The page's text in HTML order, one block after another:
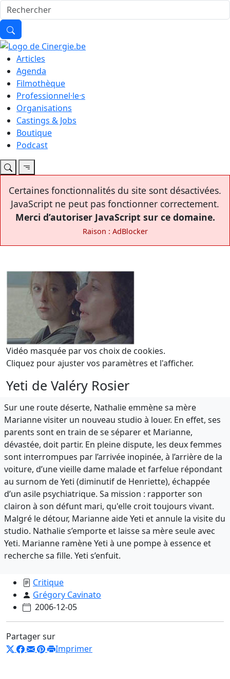
Articles
Agenda
Filmothèque
Professionnel·le·s
Organisations
Castings & Jobs
Boutique
Podcast
Certaines fonctionnalités du site sont désactivées.
JavaScript ne peut pas fonctionner correctement.
Merci d’autoriser JavaScript sur ce domaine.
Raison : AdBlocker
Vidéo masquée par vos choix de cookies.
Cliquez pour ajuster vos paramètres et l'afficher.
Yeti de Valéry Rosier
Sur une route déserte, Nathalie emmène sa mère
Marianne visiter un nouveau studio à louer. En effet, ses
parents sont en train de se séparer et Marianne,
dévastée, doit partir. En pleine dispute, les deux femmes
sont interrompues par l’arrivée inopinée, à l’arrière de la
voiture, d’une vieille dame malade et farfelue répondant
au surnom de Yeti (diminutif de Henriette), échappée
d’un asile psychiatrique. Sa mission : rapporter son
clairon à son défunt mari, qu'elle croit toujours vivant.
Malgré le détour, Marianne aide Yeti et annule la visite du
studio. Nathalie s’emporte et laisse sa mère seule avec
Yeti. Marianne ramène Yeti à une pompe à essence et
recherche sa fille. Yeti s’enfuit.
Critique
Grégory Cavinato
2006-12-05
Partager sur
Imprimer